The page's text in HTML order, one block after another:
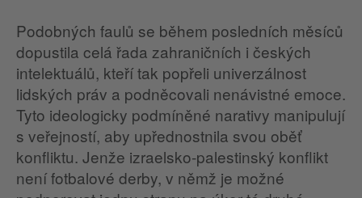
Podobných faulů se během posledních měsíců
dopustila celá řada zahraničních i českých
intelektuálů, kteří tak popřeli univerzálnost
lidských práv a podněcovali nenávistné emoce.
Tyto ideologicky podmíněné narativy manipulují
s veřejností, aby upřednostnila svou oběť
konfliktu. Jenže izraelsko-palestinský konflikt
není fotbalové derby, v němž je možné